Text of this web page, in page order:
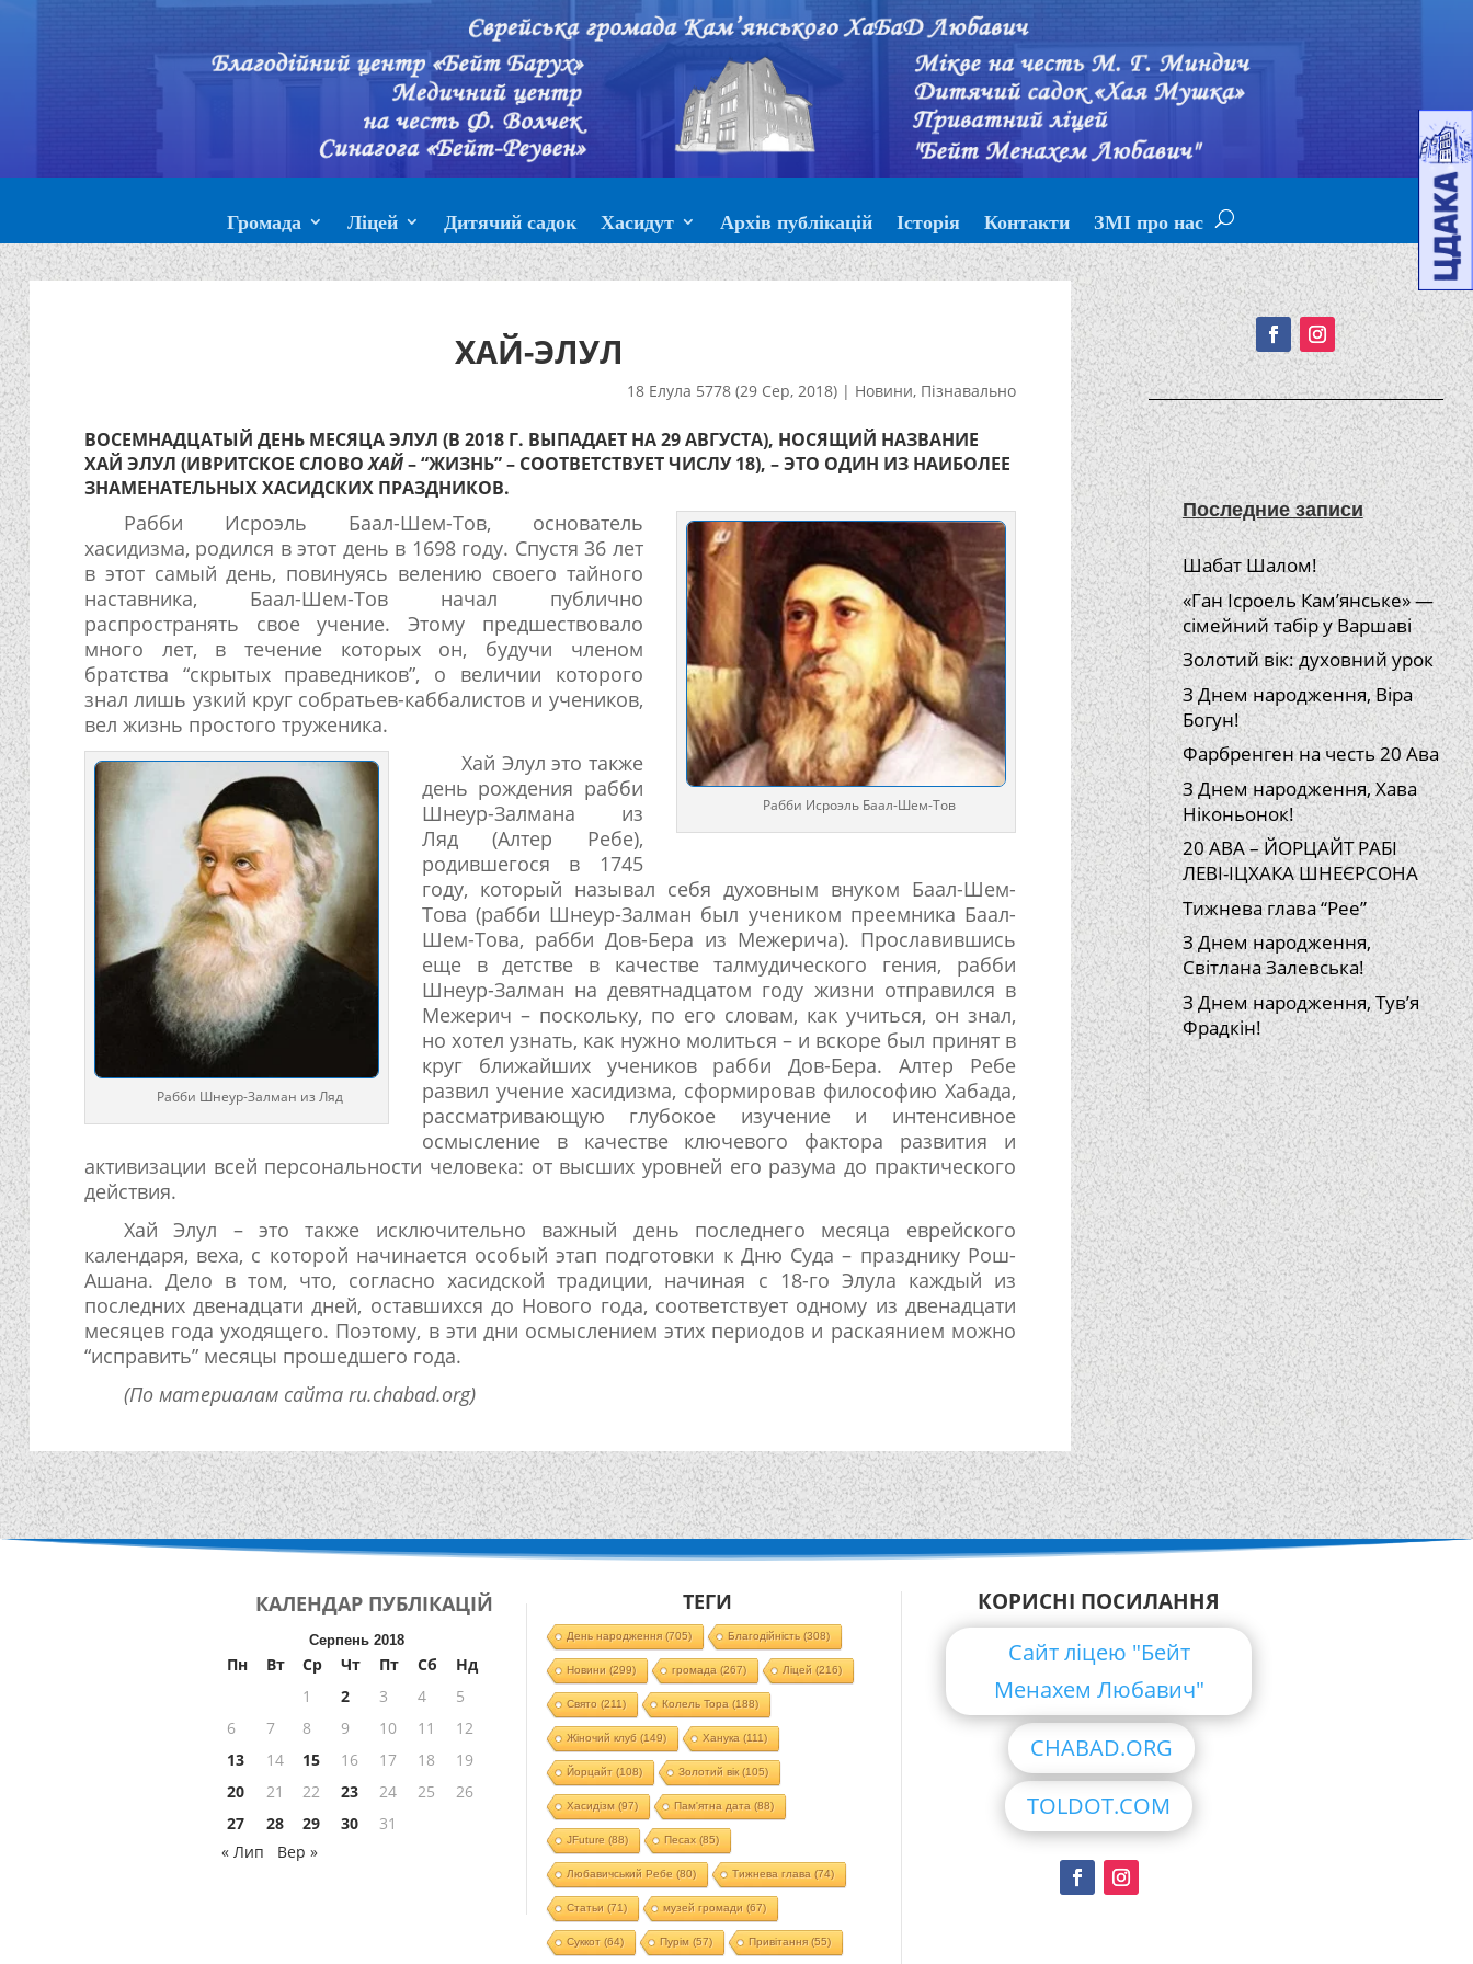
Громада Ліцей Дитячий садок Хасидут Архів публікацій Історія Контакти ЗМІ про нас
ХАЙ-ЭЛУЛ
18 Елула 5778 (29 Сер, 2018)| Новини, Пізнавально
ВОСЕМНАДЦАТЫЙ ДЕНЬ МЕСЯЦА ЭЛУЛ (В 2018 Г. ВЫПАДАЕТ НА 29 АВГУСТА), НОСЯЩИЙ НАЗВАНИЕ
ХАЙ ЭЛУЛ (ИВРИТСКОЕ СЛОВОХАЙ– “ЖИЗНЬ” – СООТВЕТСТВУЕТ ЧИСЛУ 18), – ЭТО ОДИН ИЗ НАИБОЛЕЕ
ЗНАМЕНАТЕЛЬНЫХ ХАСИДСКИХ ПРАЗДНИКОВ.
Рабби Исроэль Баал-Шем-Тов
Рабби Исроэль Баал-Шем-Тов, основатель
хасидизма, родился в этот день в 1698 году. Спустя 36 лет
в этот самый день, повинуясь велению своего тайного
наставника, Баал-Шем-Тов начал публично
распространять свое учение. Этому предшествовало
много лет, в течение которых он, будучи членом
братства “скрытых праведников”, о величии которого
знал лишь узкий круг собратьев-каббалистов и учеников,
вел жизнь простого труженика.
Рабби Шнеур-Залман из Ляд
Хай Элул это также
день рождения рабби
Шнеур-Залмана из
Ляд (Алтер Ребе),
родившегося в 1745
году, который называл себя духовным внуком Баал-Шем-
Това (рабби Шнеур-Залман был учеником преемника Баал-
Шем-Това, рабби Дов-Бера из Межерича). Прославившись
еще в детстве в качестве талмудического гения, рабби
Шнеур-Залман на девятнадцатом году жизни отправился в
Межерич – поскольку, по его словам, как учиться, он знал,
но хотел узнать, как нужно молиться – и вскоре был принят в
круг ближайших учеников рабби Дов-Бера. Алтер Ребе
развил учение хасидизма, сформировав философию Хабада,
рассматривающую глубокое изучение и интенсивное
осмысление в качестве ключевого фактора развития и
активизации всей персональности человека: от высших уровней его разума до практического
действия.
Хай Элул – это также исключительно важный день последнего месяца еврейского
календаря, веха, с которой начинается особый этап подготовки к Дню Суда – празднику Рош-
Ашана. Дело в том, что, согласно хасидской традиции, начиная с 18-го Элула каждый из
последних двенадцати дней, оставшихся до Нового года, соответствует одному из двенадцати
месяцев года уходящего. Поэтому, в эти дни осмыслением этих периодов и раскаянием можно
“исправить” месяцы прошедшего года.
(По материалам сайта ru.chabad.org)
Подписывайтесь!
Последние записи
Шабат Шалом!
«Ган Ісроель Кам’янське» —
сімейний табір у Варшаві
Золотий вік: духовний урок
З Днем народження, Віра
Богун!
Фарбренген на честь 20 Ава
З Днем народження, Хава
Ніконьонок!
20 АВА – ЙОРЦАЙТ РАБІ
ЛЕВІ-ІЦХАКА ШНЕЄРСОНА
Тижнева глава “Рее”
З Днем народження,
Світлана Залевська!
З Днем народження, Тув’я
Фрадкін!
КАЛЕНДАР ПУБЛІКАЦІЙ
Серпень 2018
Пн Вт Ср Чт Пт Сб
Нд
1
2 3 4
5
6
7 8 9 10 11
12
13
14 15 16 17 18
19
20
21 22 23 24 25
26
27
28 29 30
31
« Лип
Вер »
ТЕГИ
День народження(705) Благодійність (308)
Новини (299) громада (267) Ліцей (216)
Свято (211) Колель Тора (188)
Жіночий клуб (149) Ханука (111)
Йорцайт (108) Золотий вік(105)
Хасидізм (97) Пам'ятна дата (88)
JFuture (88) Песах(85)
Любавичський Ребе (80) Тижнева глава (74)
Статьи (71) музей громади (67)
Суккот (64) Пурім (57) Привітання(55)
КОРИСНІ ПОСИЛАННЯ
Сайт ліцею "Бейт
Менахем Любавич"
CHABAD.ORG
TOLDOT.COM